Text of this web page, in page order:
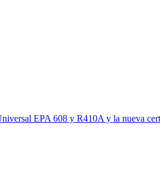
EPA 608 y R410A y la nueva